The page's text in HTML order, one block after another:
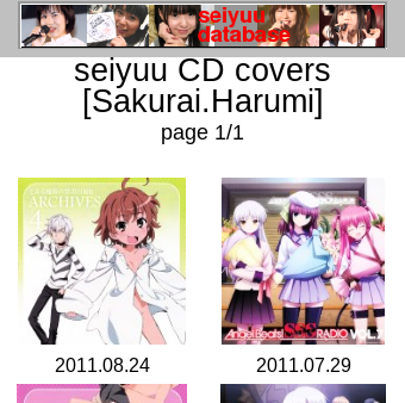
seiyuu CD covers
[Sakurai.Harumi]
page 1/1
2011.08.24 2011.07.29